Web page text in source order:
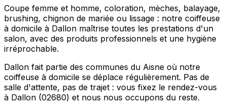
Coupe femme et homme, coloration, mèches, balayage,
brushing, chignon de mariée ou lissage : notre coiffeuse
à domicile à Dallon maîtrise toutes les prestations d'un
salon, avec des produits professionnels et une hygiène
irréprochable.
Dallon fait partie des communes du Aisne où notre
coiffeuse à domicile se déplace régulièrement. Pas de
salle d'attente, pas de trajet : vous fixez le rendez-vous
à Dallon (02680) et nous nous occupons du reste.